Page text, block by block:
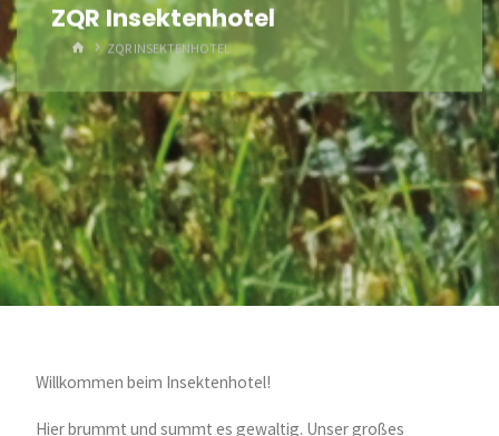
ZQR Insektenhotel
HOMEZQR INSEKTENHOTEL
Willkommen beim Insektenhotel!
Hier brummt und summt es gewaltig. Unser großes